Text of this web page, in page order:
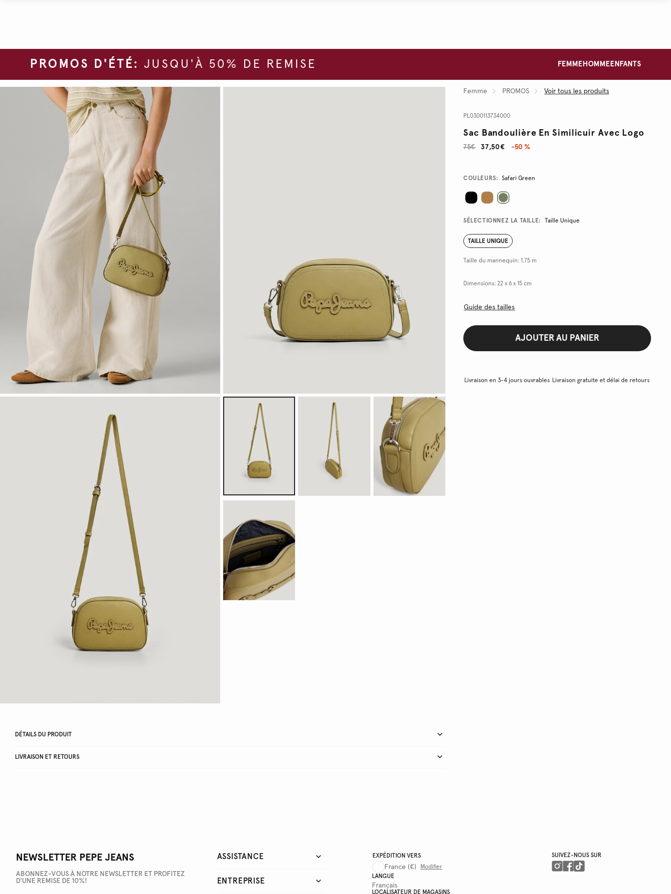
PROMOS D'ÉTÉ: JUSQU'À 50% DE REMISE FEMME HOMME ENFANTS
Femme PROMOS Voir tous les produits
PL0300113734000
Sac Bandoulière En Similicuir Avec Logo
37,50€
75€ -50 %
Promotions
Variations
COULEURS: Safari Green
SÉLECTIONNEZ LA TAILLE: Taille Unique
TAILLE UNIQUE
Taille du mannequin: 1.75 m
Dimensions: 22 x 6 x 15 cm
Guide des tailles
AJOUTER AU PANIER
Livraison en 3-4 jours ouvrables Livraison gratuite et délai de retours
DÉTAILS DU PRODUIT
LIVRAISON ET RETOURS
NEWSLETTER PEPE JEANS
ABONNEZ-VOUS À NOTRE NEWSLETTER ET PROFITEZ
D'UNE REMISE DE 10%!
ASSISTANCE
ENTREPRISE
EXPÉDITION VERS
France (€)
Modifier
LANGUE
Français
LOCALISATEUR DE MAGASINS
SUIVEZ-NOUS SUR